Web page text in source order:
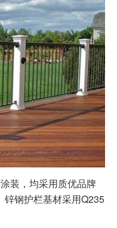
装，均采用质优品牌
锌钢护栏基材采用Q235